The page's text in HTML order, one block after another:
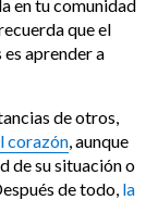
en tu comunidad
que el
aprender a
de otros,
corazón, aunque
de su situación o
de todo, la